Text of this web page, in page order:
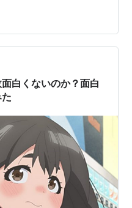
この作品は猫型宇宙人と
とが出来るアニメだコ
が出来、賢く（？）なれ
このアニメを観れば、
自分で直せるようになれ
白くないのか？面白